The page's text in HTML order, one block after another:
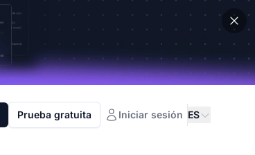
Prueba gratuita Iniciar sesión ES